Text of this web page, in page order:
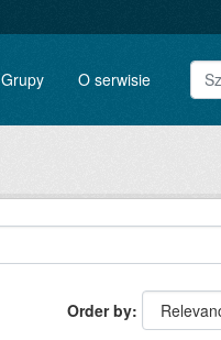
Grupy O serwisie
Order by